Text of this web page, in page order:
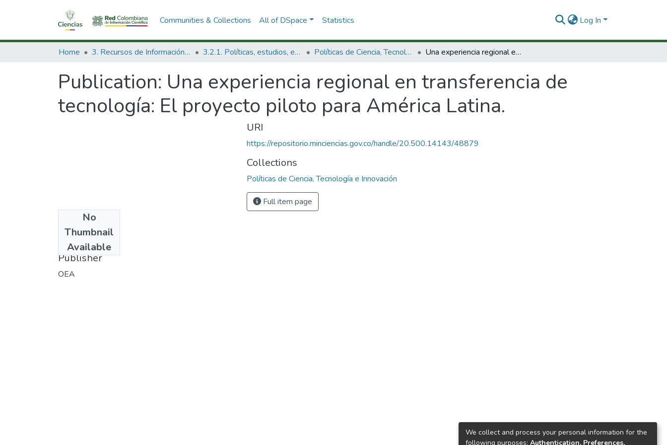
Communities & Collections All of DSpace Statistics Log In
Home 3. Recursos de Información Científica y Tecnológica 3.2.1. Políticas, estudios, evaluaciones e indicadores de CTeI Políticas de Ciencia, Tecnología e Innovación Una experiencia regional en transferencia de tecnología: El proyecto piloto para América Latina.
Publication: Una experiencia regional en transferencia de
tecnología: El proyecto piloto para América Latina.
No
Thumbnail
Available
1973
Publisher
OEA
URI
https://repositorio.minciencias.gov.co/handle/20.500.14143/48879
Collections
Políticas de Ciencia, Tecnología e Innovación
Full item page
We collect and process your personal information for the
following purposes: Authentication, Preferences,